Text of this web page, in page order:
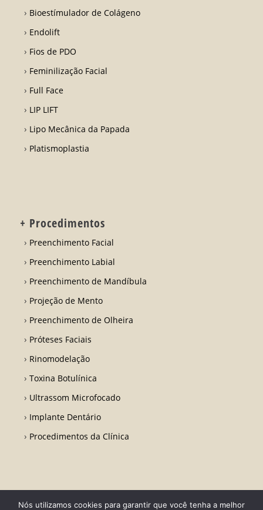
Bioestímulador de Colágeno
Endolift
Fios de PDO
Feminilização Facial
Full Face
LIP LIFT
Lipo Mecânica da Papada
Platismoplastia
+ Procedimentos
Preenchimento Facial
Preenchimento Labial
Preenchimento de Mandíbula
Projeção de Mento
Preenchimento de Olheira
Próteses Faciais
Rinomodelação
Toxina Botulínica
Ultrassom Microfocado
Implante Dentário
Procedimentos da Clínica
Nós utilizamos cookies para garantir que você tenha a melhor